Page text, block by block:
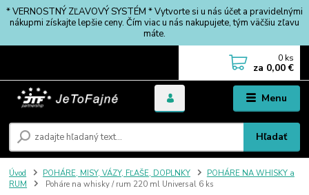
* VERNOSTNÝ ZĽAVOVÝ SYSTÉM * Vytvorte si u nás účet a pravidelnými
nákupmi získajte lepšie ceny. Čím viac u nás nakupujete, tým väčšiu zľavu
máte.
Menu
Hľadať
0 ks
za 0,00 €
Úvod POHÁRE, MISY, VÁZY, FĽAŠE, DOPLNKY
POHÁRE NA WHISKY a
RUM
Poháre na whisky / rum 220 ml Universal 6 ks